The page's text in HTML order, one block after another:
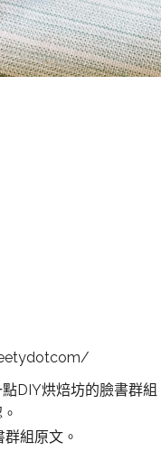
DIY烘焙坊的臉書群
組原文。